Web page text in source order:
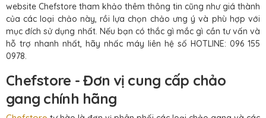
website Chefstore tham khảo thêm thông tin cũng như giá thành
của các loại chảo này, rồi lựa chọn chảo ưng ý và phù hợp với
mục đích sử dụng nhất. Nếu bạn có thắc gì mắc gì cần tư vấn và
hỗ trợ nhanh nhất, hãy nhấc máy liên hệ số HOTLINE: 096 155
0978.
Chefstore - Đơn vị cung cấp chảo
gang chính hãng